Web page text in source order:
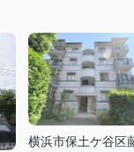
横浜市保土ケ谷区